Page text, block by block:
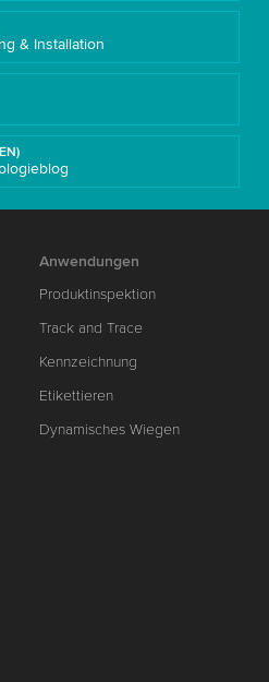
& Installation
Anwendungen
Produktinspektion
Track and Trace
Kennzeichnung
Etikettieren
Dynamisches Wiegen